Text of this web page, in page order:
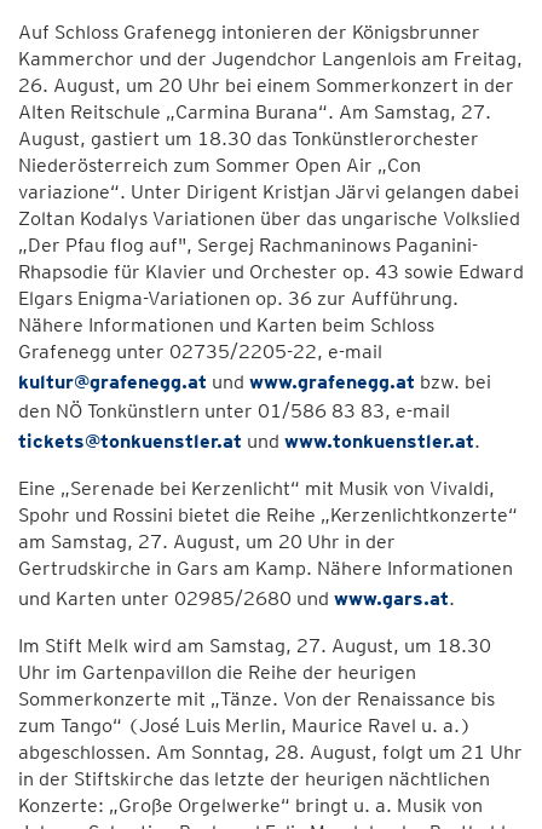
Auf Schloss Grafenegg intonieren der Königsbrunner
Kammerchor und der Jugendchor Langenlois am Freitag,
26. August, um 20 Uhr bei einem Sommerkonzert in der
Alten Reitschule „Carmina Burana“. Am Samstag, 27.
August, gastiert um 18.30 das Tonkünstlerorchester
Niederösterreich zum Sommer Open Air „Con
variazione“. Unter Dirigent Kristjan Järvi gelangen dabei
Zoltan Kodalys Variationen über das ungarische Volkslied
„Der Pfau flog auf", Sergej Rachmaninows Paganini-
Rhapsodie für Klavier und Orchester op. 43 sowie Edward
Elgars Enigma-Variationen op. 36 zur Aufführung.
Nähere Informationen und Karten beim Schloss
Grafenegg unter 02735/2205-22, e-mail
kultur@grafenegg.at und www.grafenegg.at bzw. bei
den NÖ Tonkünstlern unter 01/586 83 83, e-mail
tickets@tonkuenstler.at und www.tonkuenstler.at.
Eine „Serenade bei Kerzenlicht“ mit Musik von Vivaldi,
Spohr und Rossini bietet die Reihe „Kerzenlichtkonzerte“
am Samstag, 27. August, um 20 Uhr in der
Gertrudskirche in Gars am Kamp. Nähere Informationen
und Karten unter 02985/2680 und www.gars.at.
Im Stift Melk wird am Samstag, 27. August, um 18.30
Uhr im Gartenpavillon die Reihe der heurigen
Sommerkonzerte mit „Tänze. Von der Renaissance bis
zum Tango“ (José Luis Merlin, Maurice Ravel u. a.)
abgeschlossen. Am Sonntag, 28. August, folgt um 21 Uhr
in der Stiftskirche das letzte der heurigen nächtlichen
Konzerte: „Große Orgelwerke“ bringt u. a. Musik von